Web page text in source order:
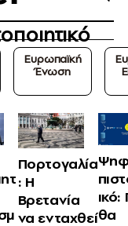
Ευρωπαϊκή
Ένωση
Πορτογαλία
: Η
Βρετανία
να ενταχθείθα